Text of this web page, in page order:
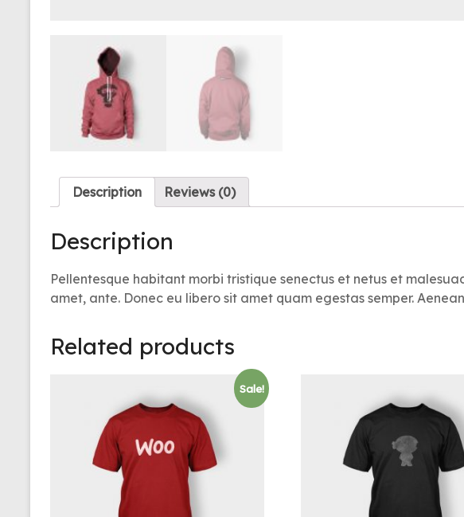
Description Reviews (0)
Description
Pellentesque habitant morbi tristique senectus et netus et
amet, ante. Donec eu libero sit amet quam egestas semper.
Related products
Sale!